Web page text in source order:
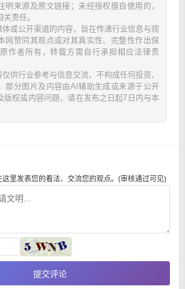
明来源及原文链接；未经授权擅自使用的，
责任。
或公开渠道的内容，旨在传递行业信息与观
网赞同其观点或对其真实性、完整性作出保
作者所有，转载方需自行承担相应法律责
供行业参考与信息交流，不构成任何投资、
部分图片及内容由AI辅助生成或来源于公开
版权或内容问题，请在发布之日起7日内与本
里发表您的看法、交流您的观点。(审核通过可见)
提交评论